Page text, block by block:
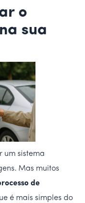
o
sua
um sistema
Mas muitos
de
é mais simples do